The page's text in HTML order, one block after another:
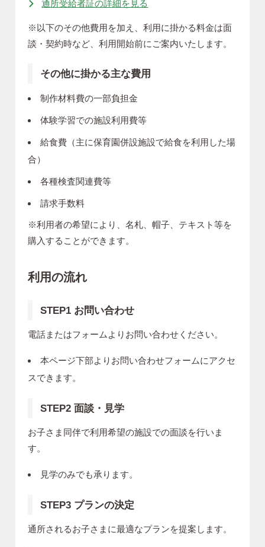
通所受給者証の詳細を見る
※以下のその他費用を加え、利用に掛かる料金は面
談・契約時など、利用開始前にご案内いたします。
その他に掛かる主な費用
制作材料費の一部負担金
体験学習での施設利用費等
給食費（主に保育園併設施設で給食を利用した場
合）
各種検査関連費等
請求手数料
※利用者の希望により、名札、帽子、テキスト等を
購入することができます。
利用の流れ
STEP1 お問い合わせ
電話またはフォームよりお問い合わせください。
本ページ下部よりお問い合わせフォームにアクセ
スできます。
STEP2 面談・見学
お子さま同伴で利用希望の施設での面談を行いま
す。
見学のみでも承ります。
STEP3 プランの決定
通所されるお子さまに最適なプランを提案します。